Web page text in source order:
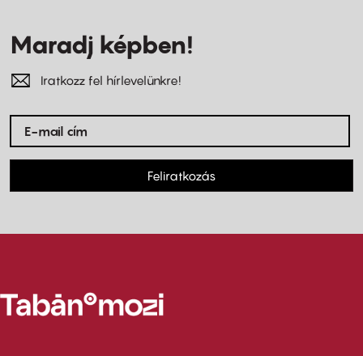
Maradj képben!
Iratkozz fel hírlevelünkre!
Feliratkozás